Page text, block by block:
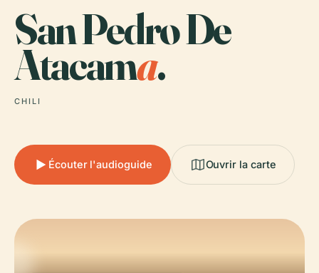
San Pedro De
Atacama.
CHILI
Écouter l'audioguide Ouvrir la carte